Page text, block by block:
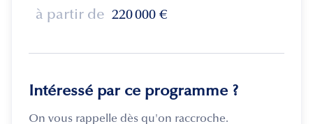
à partir de 220 000 €
Intéressé par ce programme ?
On vous rappelle dès qu'on raccroche.